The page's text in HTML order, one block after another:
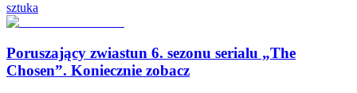
sztuka
Poruszający zwiastun 6. sezonu serialu „The
Chosen”. Koniecznie zobacz